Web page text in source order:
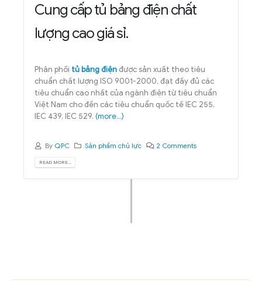
Cung cấp tủ bảng điện chất
lượng cao giá sỉ.
Phân phối tủ bảng điện được sản xuất theo tiêu
chuẩn chất lượng ISO 9001-2000, đạt đầy đủ các
tiêu chuẩn cao nhất của ngành điện từ tiêu chuẩn
Việt Nam cho đến các tiêu chuẩn quốc tế IEC 255,
IEC 439, IEC 529.(more…)
By QPC Sản phẩm chủ lực 2 Comments
READ MORE...